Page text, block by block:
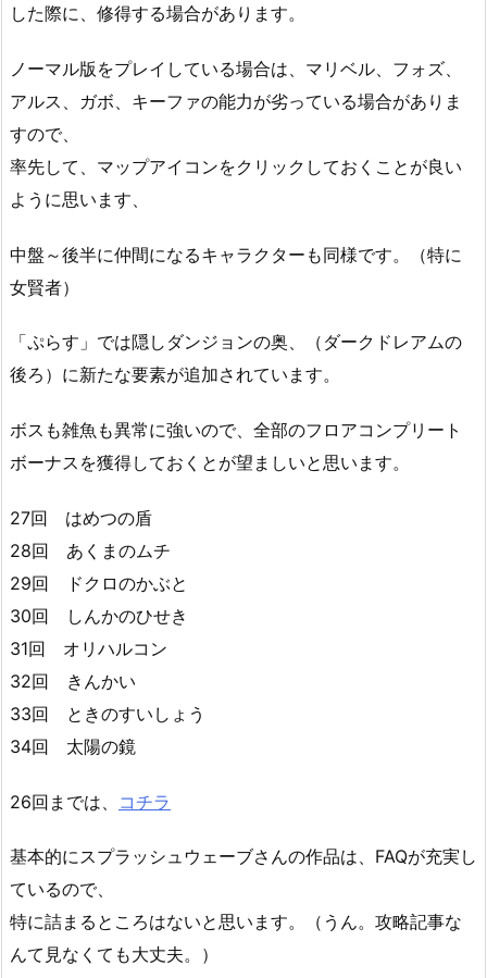
した際に、修得する場合があります。
ノーマル版をプレイしている場合は、マリベル、フォズ、
アルス、ガボ、キーファの能力が劣っている場合がありま
すので、
率先して、マップアイコンをクリックしておくことが良い
ように思います、
中盤～後半に仲間になるキャラクターも同様です。（特に
女賢者）
「ぷらす」では隠しダンジョンの奥、（ダークドレアムの
後ろ）に新たな要素が追加されています。
ボスも雑魚も異常に強いので、全部のフロアコンプリート
ボーナスを獲得しておくとが望ましいと思います。
27回 はめつの盾
28回 あくまのムチ
29回 ドクロのかぶと
30回 しんかのひせき
31回 オリハルコン
32回 きんかい
33回 ときのすいしょう
34回 太陽の鏡
26回までは、 コチラ
基本的にスプラッシュウェーブさんの作品は、FAQが充実し
ているので、
特に詰まるところはないと思います。（うん。攻略記事な
んて見なくても大丈夫。）